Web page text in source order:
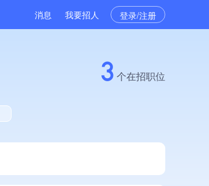
消息 我要招人 登录/注册
3 个在招职位